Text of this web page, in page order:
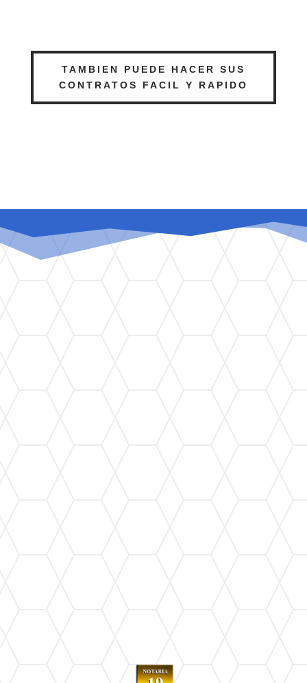
TAMBIEN PUEDE HACER SUS
CONTRATOS FACIL Y RAPIDO